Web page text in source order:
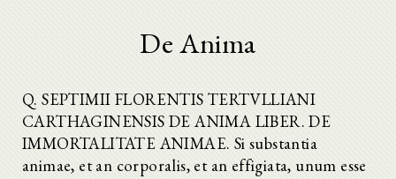
De Anima
Q. SEPTIMII FLORENTIS TERTVLLIANI
CARTHAGINENSIS DE ANIMA LIBER. DE
IMMORTALITATE ANIMAE. Si substantia
animae, et an corporalis, et an effigiata, unum esse